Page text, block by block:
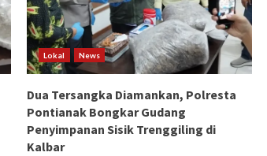
Lokal News
Dua Tersangka Diamankan, Polresta
Pontianak Bongkar Gudang
Penyimpanan Sisik Trenggiling di
Kalbar